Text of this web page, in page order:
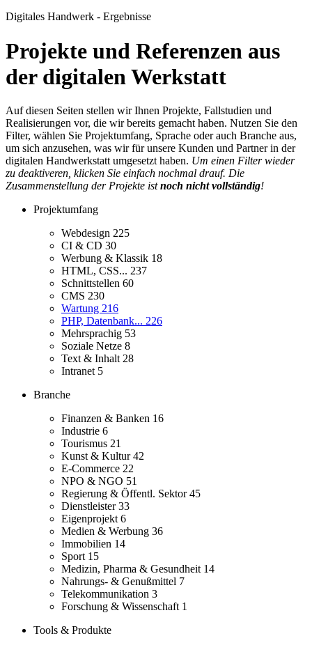
Digitales Handwerk - Ergebnisse
Projekte und Referenzen aus
der digitalen Werkstatt
Auf diesen Seiten stellen wir Ihnen Projekte, Fallstudien und
Realisierungen vor, die wir bereits gemacht haben. Nutzen Sie den
Filter, wählen Sie Projektumfang, Sprache oder auch Branche aus,
um sich anzusehen, was wir für unsere Kunden und Partner in der
digitalen Handwerkstatt umgesetzt haben. Um einen Filter wieder
zu deaktiveren, klicken Sie einfach nochmal drauf. Die
Zusammenstellung der Projekte istnoch nicht vollständig!
Projektumfang
Webdesign 225
CI & CD 30
Werbung & Klassik 18
HTML, CSS... 237
Schnittstellen 60
CMS 230
Wartung 216
PHP, Datenbank... 226
Mehrsprachig 53
Soziale Netze 8
Text & Inhalt 28
Intranet 5
Branche
Finanzen & Banken 16
Industrie 6
Tourismus 21
Kunst & Kultur42
E-Commerce 22
NPO & NGO 51
Regierung & Öffentl. Sektor45
Dienstleister33
Eigenprojekt 6
Medien & Werbung 36
Immobilien 14
Sport 15
Medizin, Pharma & Gesundheit 14
Nahrungs- & Genußmittel 7
Telekommunikation 3
Forschung & Wissenschaft 1
Tools & Produkte